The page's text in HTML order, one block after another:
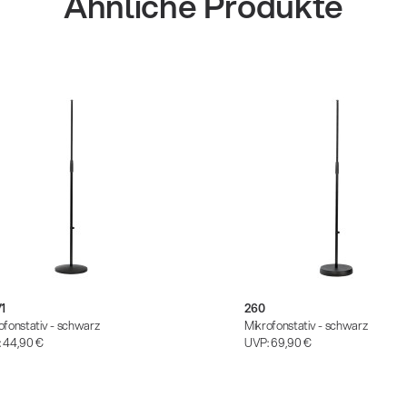
- schwarz
44,90 €
260
Mikrofonstativ - schwarz
UVP:69,90 €